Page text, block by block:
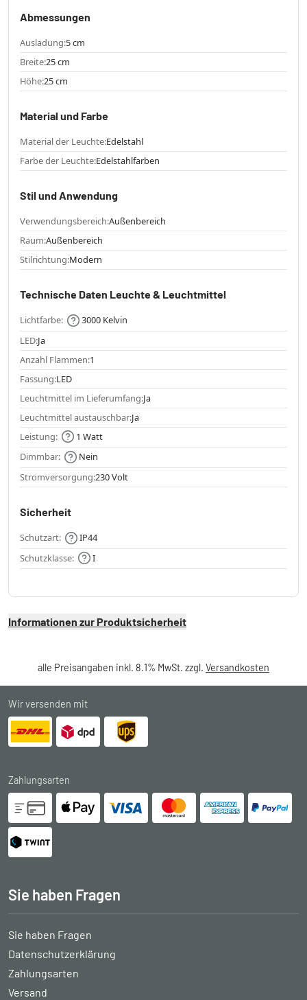
Abmessungen
Ausladung:5 cm
Breite:25 cm
Höhe:25 cm
Material und Farbe
Material der Leuchte:Edelstahl
Farbe der Leuchte:Edelstahlfarben
Stil und Anwendung
Verwendungsbereich:Außenbereich
Raum:Außenbereich
Stilrichtung:Modern
Technische Daten Leuchte & Leuchtmittel
Lichtfarbe:
3000 Kelvin
LED:Ja
Anzahl Flammen:1
Fassung:LED
Leuchtmittel im Lieferumfang:Ja
Leuchtmittel austauschbar:Ja
Leistung:
1 Watt
Dimmbar:
Nein
Stromversorgung:230 Volt
Sicherheit
Schutzart:
IP44
Schutzklasse:
I
Informationen zur Produktsicherheit
alle Preisangaben inkl. 8.1% MwSt. zzgl. Versandkosten
Wir versenden mit
Zahlungsarten
Sie haben Fragen
Sie haben Fragen
Datenschutzerklärung
Zahlungsarten
Versand